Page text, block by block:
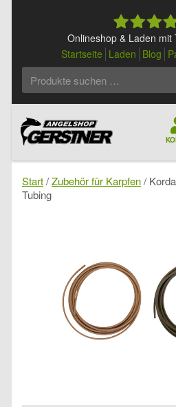
Onlineshop & Laden mit
Startseite Laden Blog
Start/Zubehör für Karpfen/
Tubing